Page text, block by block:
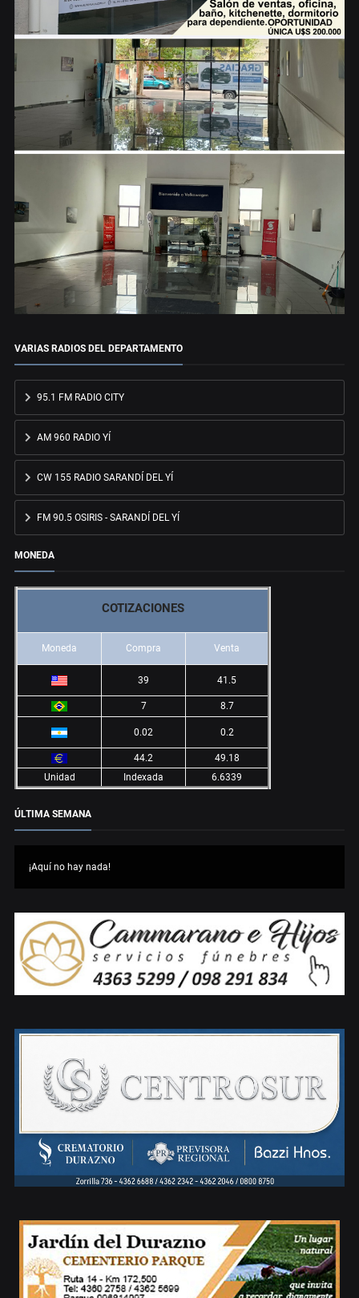
VARIAS RADIOS DEL DEPARTAMENTO
95.1 FM RADIO CITY
AM 960 RADIO YÍ
CW 155 RADIO SARANDÍ DEL YÍ
FM 90.5 OSIRIS - SARANDÍ DEL YÍ
MONEDA
COTIZACIONES
Moneda Compra Venta
39 41.5
7 8.7
0.02 0.2
44.2
49.18
Unidad
Indexada 6.6339
ÚLTIMA SEMANA
¡Aquí no hay nada!